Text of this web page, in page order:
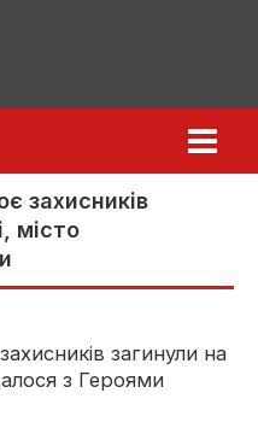
захисників
місто
загинули на
з Героями